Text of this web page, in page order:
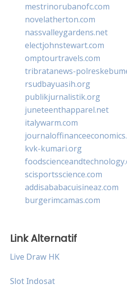
mestrinorubanofc.com
novelatherton.com
nassvalleygardens.net
electjohnstewart.com
omptourtravels.com
tribratanews-
rsudbayuasih.org
publikjurnalistik.org
juneteenthapparel.net
italywarm.com
kvk-kumari.org
scisportsscience.com
addisababacuisineaz.com
burgerimcamas.com
Link Alternatif
Live Draw HK
Slot Indosat